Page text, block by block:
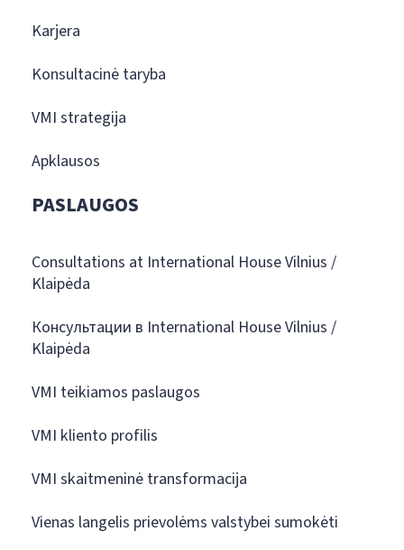
Karjera
Konsultacinė taryba
VMI strategija
Apklausos
PASLAUGOS
Consultations at International House Vilnius /
Klaipėda
Консультации в International House Vilnius /
Klaipėda
VMI teikiamos paslaugos
VMI kliento profilis
VMI skaitmeninė transformacija
Vienas langelis prievolėms valstybei sumokėti